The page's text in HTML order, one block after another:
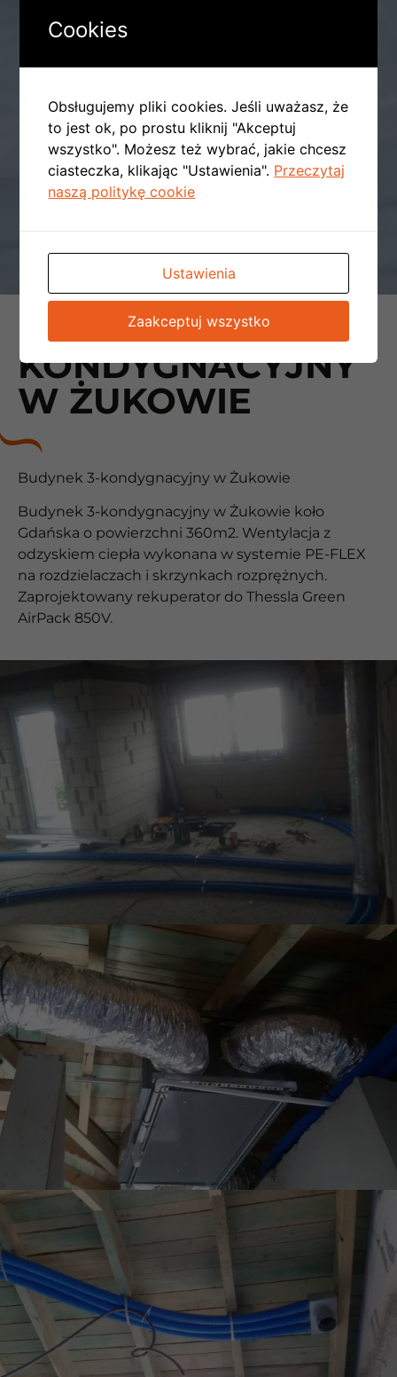
BUDYNEK 3-
KONDYGNACYJNY
W ŻUKOWIE
Budynek 3-kondygnacyjny w Żukowie
Budynek 3-kondygnacyjny w Żukowie koło
Gdańska o powierzchni 360m2. Wentylacja z
odzyskiem ciepła wykonana w systemie PE-FLEX
na rozdzielaczach i skrzynkach rozprężnych.
Zaprojektowany rekuperator do Thessla Green
AirPack 850V.
Cookies
Obsługujemy pliki cookies. Jeśli uważasz, że
to jest ok, po prostu kliknij "Akceptuj
wszystko". Możesz też wybrać, jakie chcesz
ciasteczka, klikając "Ustawienia". Przeczytaj
naszą politykę cookie
Ustawienia
Zaakceptuj wszystko